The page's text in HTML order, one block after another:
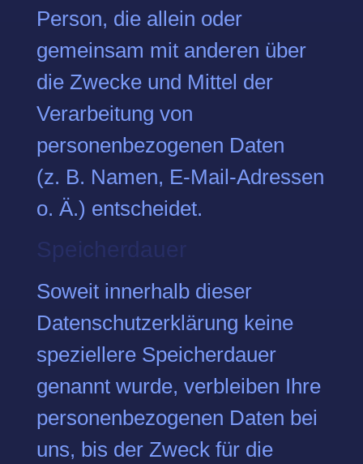
Person, die allein oder
gemeinsam mit anderen über
die Zwecke und Mittel der
Verarbeitung von
personenbezogenen Daten
(z. B. Namen, E-Mail-Adressen
o. Ä.) entscheidet.
Speicherdauer
Soweit innerhalb dieser
Datenschutzerklärung keine
speziellere Speicherdauer
genannt wurde, verbleiben Ihre
personenbezogenen Daten bei
uns, bis der Zweck für die